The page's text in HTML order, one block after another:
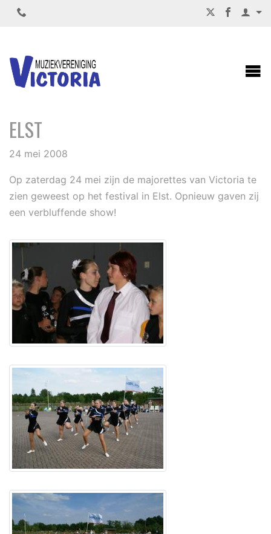
ELST
24 mei 2008
Op zaterdag 24 mei zijn de majorettes van Victoria te
zien geweest op het festival in Elst. Opnieuw gaven zij
een verbluffende show!